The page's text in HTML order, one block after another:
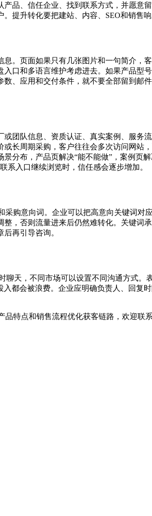
品、信任企业、找到联系方式，并愿意
提升转化要把建站、内容、SEO和销售响
。页面如果只有几张图片和一句简介，
口和多语言维护考虑进去。如果产品型
、应用和交付条件，就不要全部留到邮
团队信息、资质认证、真实案例、服务
长周期采购，客户往往会多次访问网站
分布，产品页解决“能不能做”，案例页
系入口继续浏览时，信任感会逐步增加。
购意向词。企业可以把高意向关键词对
，否则流量进来后仍然难转化。关键词
再引导咨询。
天，不同市场可以设置不同沟通方式。
都会被浪费。企业应明确负责人、回复
特点和销售流程优化获客链路，欢迎联